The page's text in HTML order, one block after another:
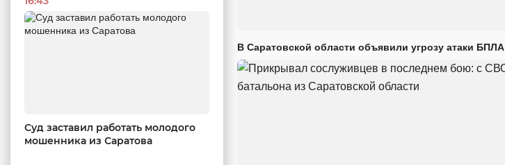
Суд заставил работать молодого
мошенника из Саратова
В Саратовской области объявили угрозу атаки БПЛА